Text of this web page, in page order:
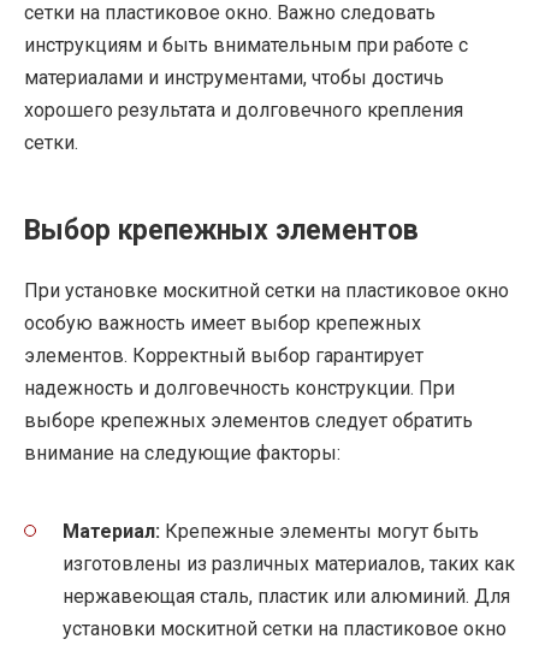
сетки на пластиковое окно. Важно следовать
инструкциям и быть внимательным при работе с
материалами и инструментами, чтобы достичь
хорошего результата и долговечного крепления
сетки.
Выбор крепежных элементов
При установке москитной сетки на пластиковое окно
особую важность имеет выбор крепежных
элементов. Корректный выбор гарантирует
надежность и долговечность конструкции. При
выборе крепежных элементов следует обратить
внимание на следующие факторы:
Материал: Крепежные элементы могут быть
изготовлены из различных материалов, таких как
нержавеющая сталь, пластик или алюминий. Для
установки москитной сетки на пластиковое окно